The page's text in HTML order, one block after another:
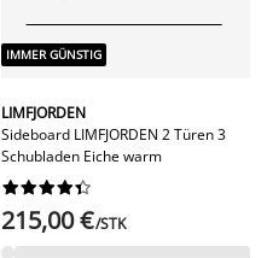
IMMER GÜNSTIG
LIMFJORDEN
Sideboard LIMFJORDEN 2 Türen 3
Schubladen Eiche warm






215,00 €/STK